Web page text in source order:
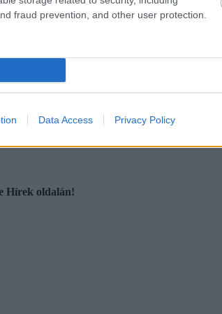
fraud prevention, and other user protection.
Data Access Privacy Policy
van Egerben.
hiszen egy hete még
247 koronavírus-
Hírek oldalán!